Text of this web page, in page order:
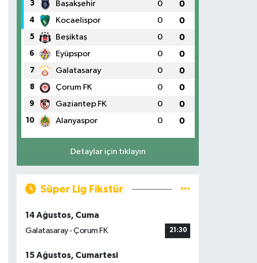
3 Başakşehir 0 0
4 Kocaelispor 0 0
5 Beşiktaş 0 0
6 Eyüpspor 0 0
7 Galatasaray 0 0
8 Çorum FK 0 0
9 Gaziantep FK 0 0
10 Alanyaspor 0 0
Detaylar için tıklayın
Süper Lig Fikstür
14 Ağustos, Cuma
Galatasaray - Çorum FK
21:30
15 Ağustos, Cumartesi